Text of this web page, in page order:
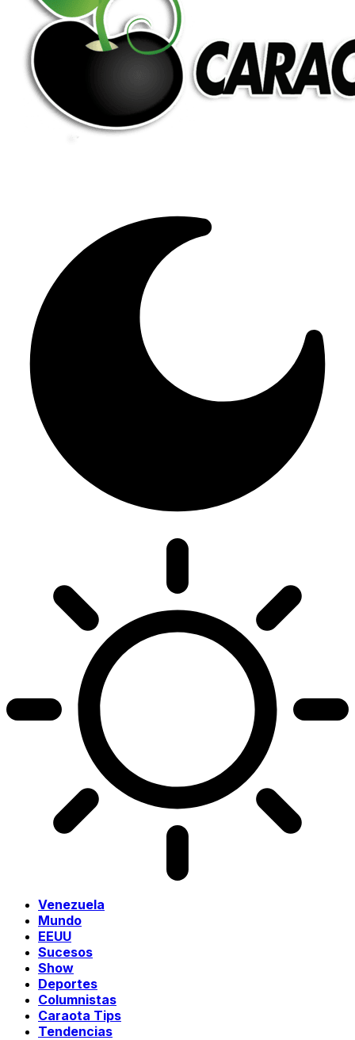
Venezuela
Mundo
EEUU
Sucesos
Show
Deportes
Columnistas
Caraota Tips
Tendencias